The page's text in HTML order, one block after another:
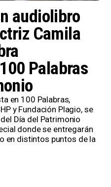
audiolibro
Camila
Palabras
en 100 Palabras,
y Fundación Plagio, se
Día del Patrimonio
donde se entregarán
en distintos puntos de la